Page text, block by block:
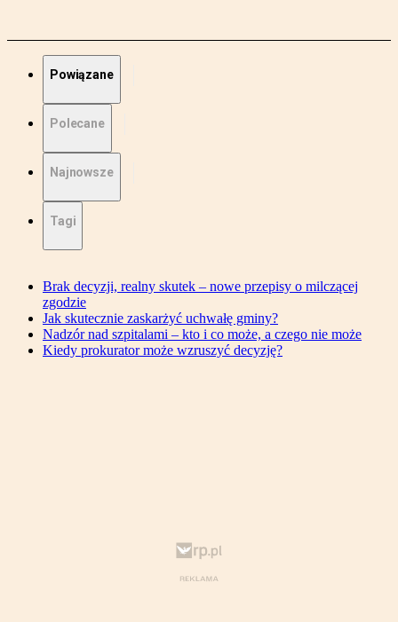
Powiązane
Polecane
Najnowsze
Tagi
Brak decyzji, realny skutek – nowe przepisy o milczącej
zgodzie
Jak skutecznie zaskarżyć uchwałę gminy?
Nadzór nad szpitalami – kto i co może, a czego nie może
Kiedy prokurator może wzruszyć decyzję?